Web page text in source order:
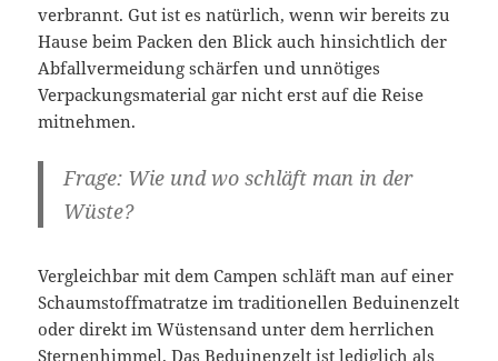
verbrannt. Gut ist es natürlich, wenn wir bereits zu
Hause beim Packen den Blick auch hinsichtlich der
Abfallvermeidung schärfen und unnötiges
Verpackungsmaterial gar nicht erst auf die Reise
mitnehmen.
Frage: Wie und wo schläft man in der
Wüste?
Vergleichbar mit dem Campen schläft man auf einer
Schaumstoffmatratze im traditionellen Beduinenzelt
oder direkt im Wüstensand unter dem herrlichen
Sternenhimmel. Das Beduinenzelt ist lediglich als